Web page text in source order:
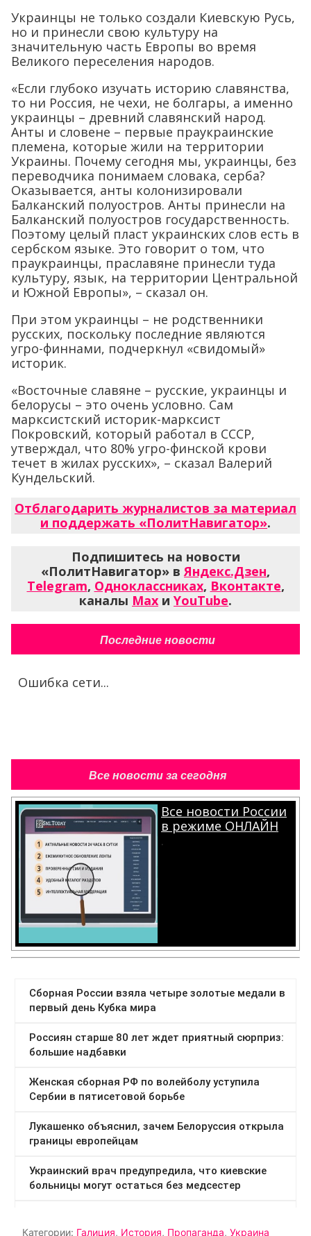
Украинцы не только создали Киевскую Русь,
но и принесли свою культуру на
значительную часть Европы во время
Великого переселения народов.
«Если глубоко изучать историю славянства,
то ни Россия, не чехи, не болгары, а именно
украинцы – древний славянский народ.
Анты и словене – первые праукраинские
племена, которые жили на территории
Украины. Почему сегодня мы, украинцы, без
переводчика понимаем словака, серба?
Оказывается, анты колонизировали
Балканский полуостров. Анты принесли на
Балканский полуостров государственность.
Поэтому целый пласт украинских слов есть в
сербском языке. Это говорит о том, что
праукраинцы, праславяне принесли туда
культуру, язык, на территории Центральной
и Южной Европы», – сказал он.
При этом украинцы – не родственники
русских, поскольку последние являются
угро-финнами, подчеркнул «свидомый»
историк.
«Восточные славяне – русские, украинцы и
белорусы – это очень условно. Сам
марксистский историк-марксист
Покровский, который работал в СССР,
утверждал, что 80% угро-финской крови
течет в жилах русских», – сказал Валерий
Кундельский.
Отблагодарить журналистов за материал
и поддержать «ПолитНавигатор».
Подпишитесь на новости
«ПолитНавигатор» вЯндекс.Дзен,
Telegram, Одноклассниках, Вконтакте,
каналы Max и YouTube.
Последние новости
Ошибка сети...
Все новости за сегодня
Все новости России
в режиме ОНЛАЙН
.
Категории: Галиция, История, Пропаганда, Украина